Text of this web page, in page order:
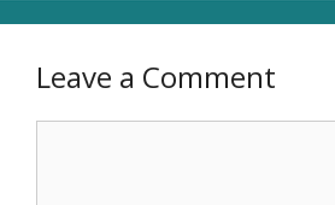
Leave a Comment